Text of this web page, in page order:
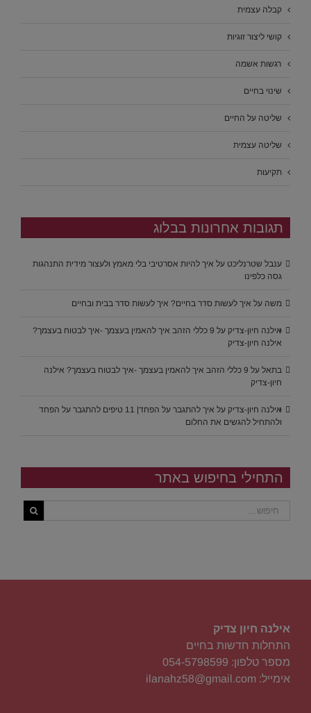
קבלה עצמית
קושי ליצור זוגיות
רגשות אשמה
שינוי בחיים
שליטה על החיים
שליטה עצמית
תקיעות
תגובות אחרונות בבלוג
ענבל שטרנליכט על איך להיות אסרטיבי בלי מאמץ ולעצור מידית התנהגות
גסה כלפינו
משה על איך לעשות סדר בחיים? איך לעשות סדר בבית ובחיים
אילנה חיון-צדיק על
9 כללי הזהב איך להאמין בעצמך -איך לבטוח בעצמך?
אילנה חיון-צדיק
בתאל על
9 כללי הזהב איך להאמין בעצמך -איך לבטוח בעצמך? אילנה
חיון-צדיק
אילנה חיון-צדיק על
איך להתגבר על הפחד| 11 טיפים להתגבר על הפחד
ולהתחיל להגשים את החלום
התחילי בחיפוש באתר
אילנה חיון צדיק
התחלות חדשות בחיים
מספר טלפון: 054-5798599
אימייל: ilanahz58@gmail.com